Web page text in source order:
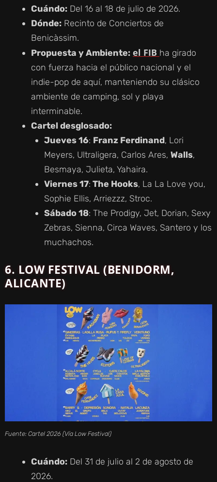
Cuándo: Del 16 al 18 de julio de 2026.
Dónde: Recinto de Conciertos de
Benicàssim.
Propuesta y Ambiente: el FIB ha girado
con fuerza hacia el público nacional y el
indie-pop de aquí, manteniendo su clásico
ambiente de camping, sol y playa
interminable.
Cartel desglosado:
Jueves 16: Franz Ferdinand, Lori
Meyers, Ultraligera, Carlos Ares, Walls,
Besmaya, Julieta, Yahaira.
Viernes 17: The Hooks, La La Love you,
Sophie Ellis, Arriezzz, Stroc.
Sábado 18: The Prodigy, Jet, Dorian, Sexy
Zebras, Sienna, Circa Waves, Santero y los
muchachos.
6. LOW FESTIVAL (BENIDORM,
ALICANTE)
Fuente: Cartel 2026 (Vía Low Festival)
Cuándo: Del 31 de julio al 2 de agosto de
2026.